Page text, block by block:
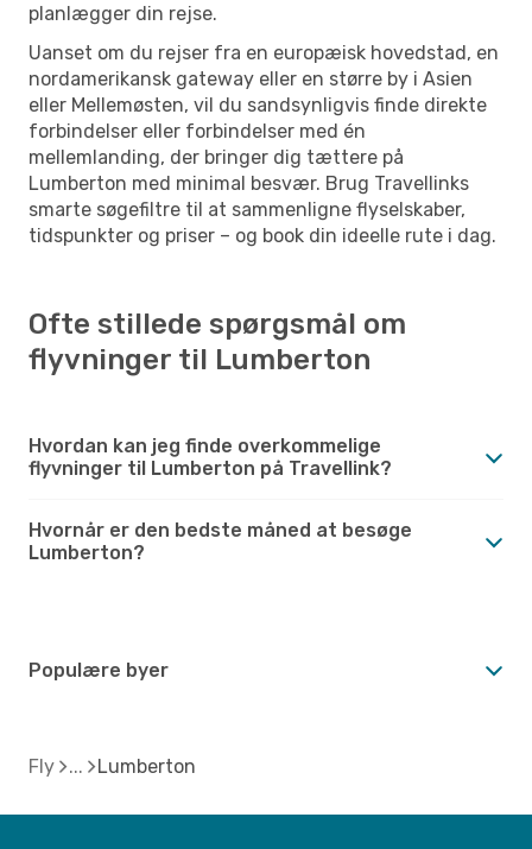
planlægger din rejse.
Uanset om du rejser fra en europæisk hovedstad, en
nordamerikansk gateway eller en større by i Asien
eller Mellemøsten, vil du sandsynligvis finde direkte
forbindelser eller forbindelser med én
mellemlanding, der bringer dig tættere på
Lumberton med minimal besvær. Brug Travellinks
smarte søgefiltre til at sammenligne flyselskaber,
tidspunkter og priser – og book din ideelle rute i dag.
Ofte stillede spørgsmål om
flyvninger til Lumberton
Hvordan kan jeg finde overkommelige
flyvninger til Lumberton på Travellink?
Hvornår er den bedste måned at besøge
Lumberton?
Populære byer
Fly Lumberton